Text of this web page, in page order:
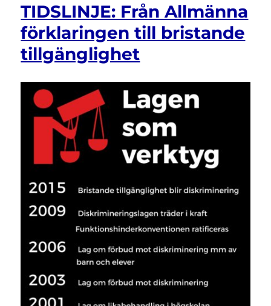
juridiken
om
tillgänglighet
för
ledarhundsförare?
TIDSLINJE: Från Allmänna
förklaringen till bristande
tillgänglighet